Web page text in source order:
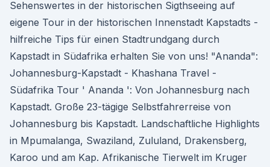
Sehenswertes in der historischen Sigthseeing auf
eigene Tour in der historischen Innenstadt Kapstadts -
hilfreiche Tips für einen Stadtrundgang durch
Kapstadt in Südafrika erhalten Sie von uns! "Ananda":
Johannesburg-Kapstadt - Khashana Travel -
Südafrika Tour ' Ananda ': Von Johannesburg nach
Kapstadt. Große 23-tägige Selbstfahrerreise von
Johannesburg bis Kapstadt. Landschaftliche Highlights
in Mpumalanga, Swaziland, Zululand, Drakensberg,
Karoo und am Kap. Afrikanische Tierwelt im Kruger